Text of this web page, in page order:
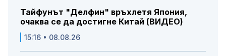
Тайфунът "Делфин" връхлетя Япония,
очаква се да достигне Китай (ВИДЕО)
15:16 • 08.08.26